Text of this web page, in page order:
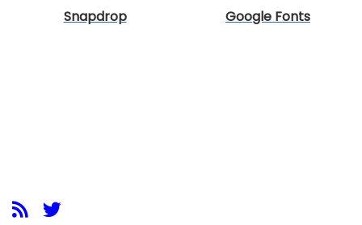
Snapdrop Google Fonts